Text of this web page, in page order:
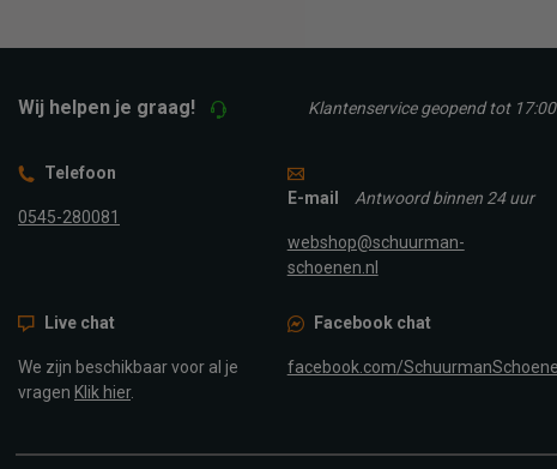
Wij helpen je graag! Klantenservice geopend tot 17:00
Telefoon
0545-280081
E-mail Antwoord binnen 24 uur
webshop@schuurman-
schoenen.nl
Facebook chat
facebook.com/
Live chat
We zijn beschikbaar voor al je
vragen Klik hier.